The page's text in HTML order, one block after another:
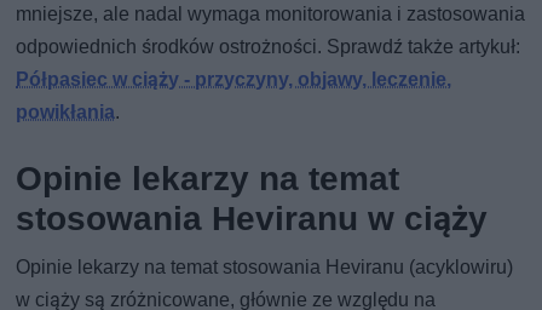
mniejsze, ale nadal wymaga monitorowania i zastosowania
odpowiednich środków ostrożności. Sprawdź także artykuł:
Półpasiec w ciąży - przyczyny, objawy, leczenie,
powikłania.
Opinie lekarzy na temat
stosowania Heviranu w ciąży
Opinie lekarzy na temat stosowania Heviranu (acyklowiru)
w ciąży są zróżnicowane, głównie ze względu na